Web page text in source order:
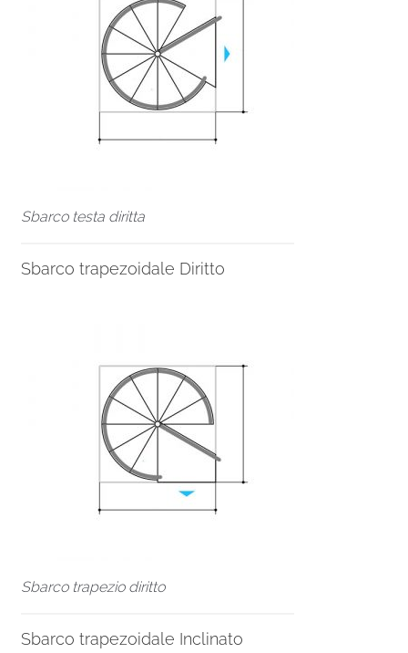
Sbarco testa diritta
Sbarco trapezoidale Diritto
Sbarco trapezio diritto
Sbarco trapezoidale Inclinato